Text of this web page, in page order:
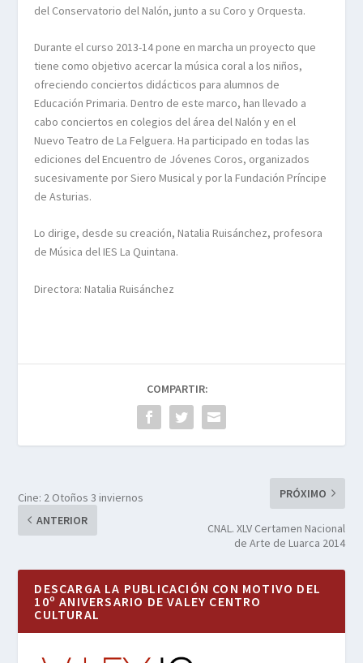
del Conservatorio del Nalón, junto a su Coro y Orquesta.
Durante el curso 2013-14 pone en marcha un proyecto que
tiene como objetivo acercar la música coral a los niños,
ofreciendo conciertos didácticos para alumnos de
Educación Primaria. Dentro de este marco, han llevado a
cabo conciertos en colegios del área del Nalón y en el
Nuevo Teatro de La Felguera. Ha participado en todas las
ediciones del Encuentro de Jóvenes Coros, organizados
sucesivamente por Siero Musical y por la Fundación Príncipe
de Asturias.
Lo dirige, desde su creación, Natalia Ruisánchez, profesora
de Música del IES La Quintana.
Directora: Natalia Ruisánchez
COMPARTIR:
Cine: 2 Otoños 3 inviernos
ANTERIOR
PRÓXIMO
CNAL. XLV Certamen Nacional
de Arte de Luarca 2014
DESCARGA LA PUBLICACIÓN CON MOTIVO DEL
10º ANIVERSARIO DE VALEY CENTRO
CULTURAL